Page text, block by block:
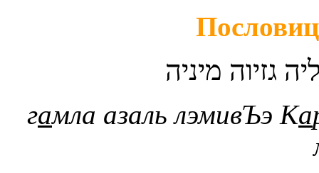
גזיוה מיניה
гамла азаль лэмивЪэ Ка